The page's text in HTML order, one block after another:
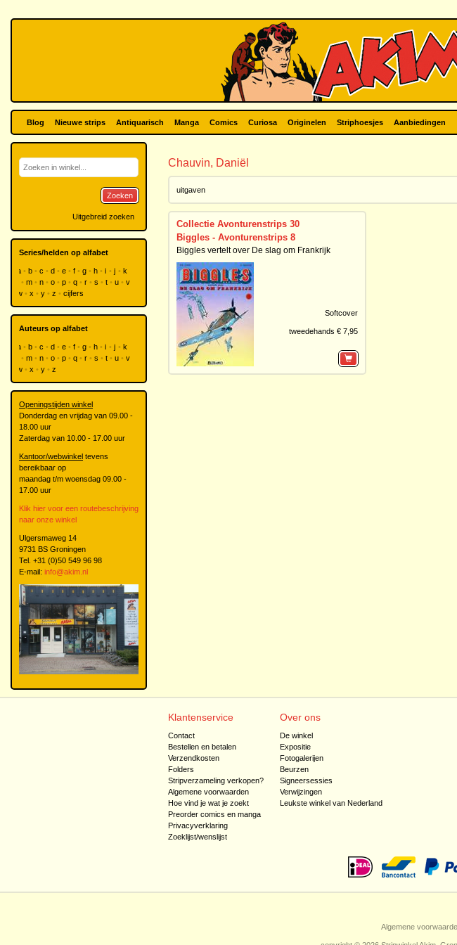
Blog Nieuwe strips Antiquarisch Manga Comics Curiosa Originelen Striphoesjes Aanbiedingen
Chauvin, Daniël
uitgaven
Collectie Avonturenstrips 30
Biggles - Avonturenstrips 8
Biggles vertelt over De slag om Frankrijk
Softcover
tweedehands € 7,95
Zoeken
Uitgebreid zoeken
Series/helden op alfabet
a b c d e f g h i j
k
m n o p q r s t u
v
w
x y z cijfers
Auteurs op alfabet
a b c d e f g h i j
k
m n o p q r s t u
v
w
x y z
Openingstijden winkel
Donderdag en vrijdag van 09.00 -
18.00 uur
Zaterdag van 10.00 - 17.00 uur
Kantoor/webwinkel tevens
bereikbaar op
maandag t/m woensdag 09.00 -
17.00 uur
Klik hier voor een routebeschrijving
naar onze winkel
Ulgersmaweg 14
9731 BS Groningen
Tel. +31 (0)50 549 96 98
E-mail: info@akim.nl
Klantenservice
Contact
Bestellen en betalen
Verzendkosten
Folders
Stripverzameling verkopen?
Algemene voorwaarden
Hoe vind je wat je zoekt
Preorder comics en manga
Privacyverklaring
Zoeklijst/wenslijst
Over ons
De winkel
Expositie
Fotogalerijen
Beurzen
Signeersessies
Verwijzingen
Leukste winkel van Nederland
Algemene